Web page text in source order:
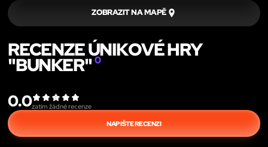
ZOBRAZIT NA MAPĚ
RECENZE ÚNIKOVÉ HRY
"BUNKER"0
0.0zatím žádné recenze
NAPIŠTE RECENZI